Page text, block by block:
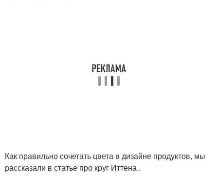
Как правильно сочетать цвета в дизайне продуктов, мы
рассказали в статье про круг Иттена .